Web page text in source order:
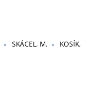
SKÁCEL, M.
KOSÍK,